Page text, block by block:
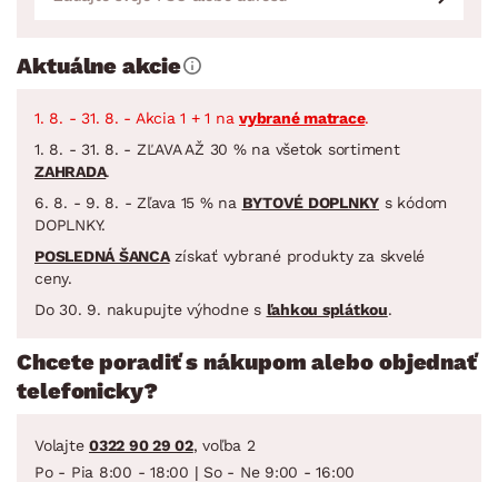
Aktuálne akcie
1. 8. - 31. 8. - Akcia 1 + 1 na vybrané matrace.
1. 8. - 31. 8. - ZĽAVA AŽ 30 % na všetok sortiment
ZAHRADA.
6. 8. - 9. 8. - Zľava 15 % na BYTOVÉ DOPLNKY s kódom
DOPLNKY.
POSLEDNÁ ŠANCAzískať vybrané produkty za skvelé
ceny.
Do 30. 9. nakupujte výhodne s ľahkou splátkou.
Chcete poradiť s nákupom alebo objednať
telefonicky?
Volajte 0322 90 29 02, voľba 2
Po - Pia 8:00 - 18:00 | So - Ne 9:00 - 16:00